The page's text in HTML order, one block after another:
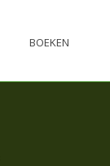
BOEKEN